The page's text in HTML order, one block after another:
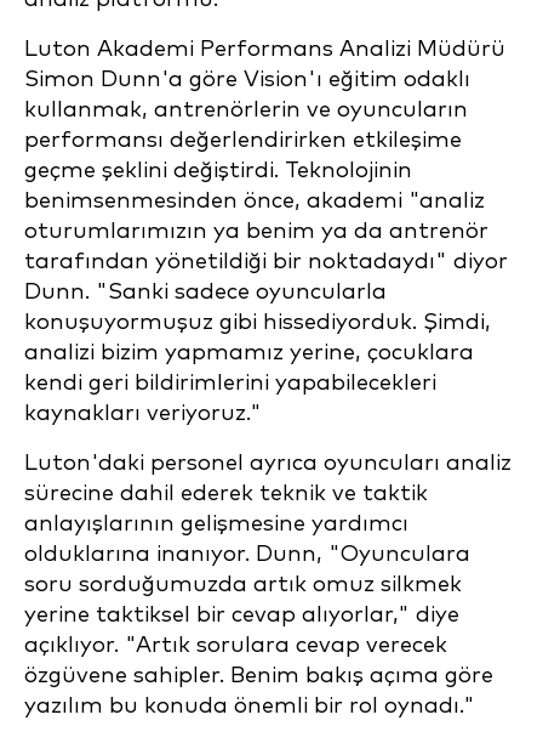
Luton Akademi Performans Analizi Müdürü
Simon Dunn'a göre Vision'ı eğitim odaklı
kullanmak, antrenörlerin ve oyuncuların
performansı değerlendirirken etkileşime
geçme şeklini değiştirdi. Teknolojinin
benimsenmesinden önce, akademi "analiz
oturumlarımızın ya benim ya da antrenör
tarafından yönetildiği bir noktadaydı" diyor
Dunn. "Sanki sadece oyuncularla
konuşuyormuşuz gibi hissediyorduk. Şimdi,
analizi bizim yapmamız yerine, çocuklara
kendi geri bildirimlerini yapabilecekleri
kaynakları veriyoruz."
Luton'daki personel ayrıca oyuncuları analiz
sürecine dahil ederek teknik ve taktik
anlayışlarının gelişmesine yardımcı
olduklarına inanıyor. Dunn, "Oyunculara
soru sorduğumuzda artık omuz silkmek
yerine taktiksel bir cevap alıyorlar," diye
açıklıyor. "Artık sorulara cevap verecek
özgüvene sahipler. Benim bakış açıma göre
yazılım bu konuda önemli bir rol oynadı."